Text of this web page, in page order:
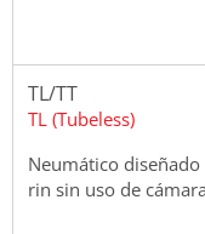
TL/TT
TL (Tubeless)
Neumático
rin sin uso de